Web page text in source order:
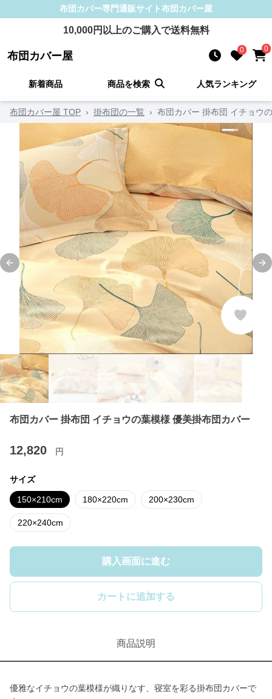
布団カバー専門通販サイト布団カバー屋
10,000円以上のご購入で送料無料
布団カバー屋 0 0
新着商品 商品を検索 人気ランキング
布団カバー屋 TOP › 掛布団の一覧 › 布団カバー 掛布団 イチョウ
Previous slide
布団カバー 掛布団 イチョウの葉模様 優美掛布団カバー
12,820 円
サイズ
150×210cm 180×220cm 200×230cm
220×240cm
購入画面に進む
カートに追加する
商品説明
優雅なイチョウの葉模様が織りなす、寝室を彩る掛布団カバーで